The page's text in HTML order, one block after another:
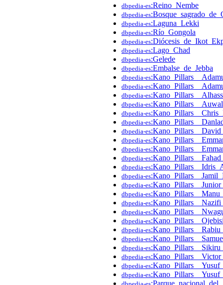
dbpedia-es:Reino_Nembe
dbpedia-es
dbpedia-es:Laguna_Lekki
dbpedia-es:Río_Gongola
dbpedia-es
dbpedia-es:Lago_Chad
dbpedia-es:Gelede
dbpedia-es:Embalse_de_Jebba
dbpedia-es
dbpedia-es
dbpedia-es
dbpedia-es
dbpedia-es
dbpedia-es
dbpedia-es
dbpedia-es
dbpedia-es
dbpedia-es
dbpedia-es
dbpedia-es
dbpedia-es
dbpedia-es
dbpedia-es
dbpedia-es
dbpedia-es
dbpedia-es
dbpedia-es
dbpedia-es
dbpedia-es
dbpedia-es
dbpedia-es